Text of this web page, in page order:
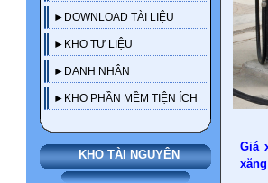
►DOWNLOAD TÀI LIỆU
►KHO TƯ LIỆU
►DANH NHÂN
►KHO PHẦN MỀM TIỆN ÍCH
KHO TÀI NGUYÊN
Giá